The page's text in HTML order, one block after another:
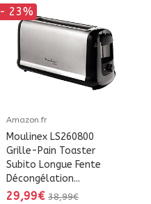
- 23%
Amazon.fr
Moulinex LS260800
Grille-Pain Toaster
Subito Longue Fente
Décongélation...
29,99€ 38,99€